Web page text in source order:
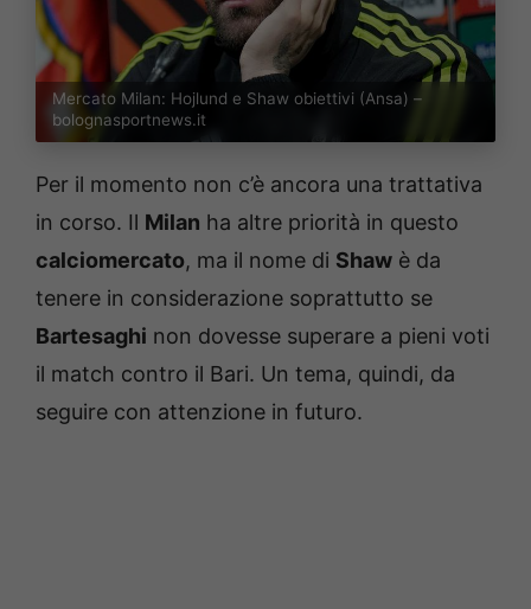
Mercato Milan: Hojlund e Shaw obiettivi (Ansa) –
bolognasportnews.it
Per il momento non c’è ancora una trattativa
in corso. Il Milan ha altre priorità in questo
calciomercato, ma il nome di Shaw è da
tenere in considerazione soprattutto se
Bartesaghi non dovesse superare a pieni voti
il match contro il Bari. Un tema, quindi, da
seguire con attenzione in futuro.